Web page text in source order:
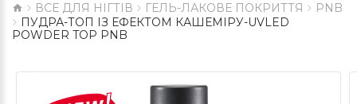
ВСЕ ДЛЯ НІГТІВ ГЕЛЬ-ЛАКОВЕ ПОКРИТТЯ
PNB
ПУДРА-ТОП ІЗ ЕФЕКТОМ КАШЕМІРУ-UVLED
POWDER TOP PNB